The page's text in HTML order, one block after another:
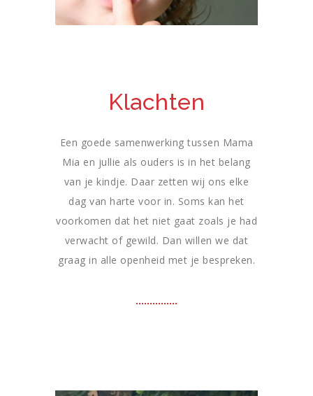
Klachten
Een goede samenwerking tussen Mama
Mia en jullie als ouders is in het belang
van je kindje. Daar zetten wij ons elke
dag van harte voor in. Soms kan het
voorkomen dat het niet gaat zoals je had
verwacht of gewild. Dan willen we dat
graag in alle openheid met je bespreken.